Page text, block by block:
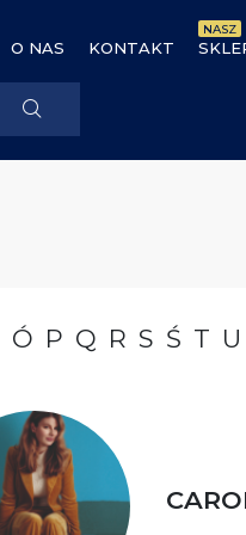
O NAS KONTAKT
NASZ
Ó P Q R S Ś T U